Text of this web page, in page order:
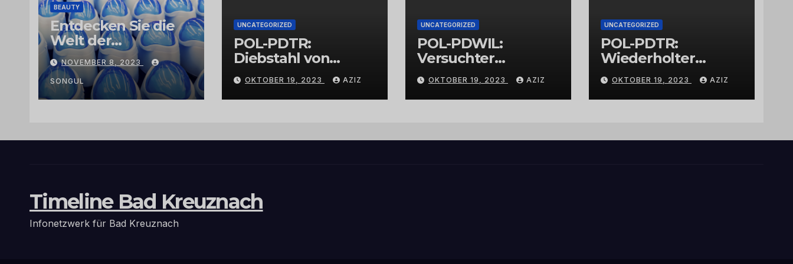
BEAUTY
Entdecken Sie die
Welt der
Exklusivität:
Arganöl,
Kaktusfeigenkernöl
und
vertrauenswürdige
NOVEMBER 8, 2023
SONGUL
UNCATEGORIZED
POL-PDTR:
Diebstahl von
Grabschmuck
OKTOBER 19, 2023 AZIZ
UNCATEGORIZED
POL-PDWIL:
Versuchter
Einbruch im
Gewerbegebiet
Wittlich
OKTOBER 19, 2023 AZIZ
UNCATEGORIZED
POL-PDTR:
Wiederholter
Aufbruch des
Automaten am
Wohnmobilstellplat
OKTOBER 19, 2023 AZIZ
Timeline Bad Kreuznach
Infonetzwerk für Bad Kreuznach